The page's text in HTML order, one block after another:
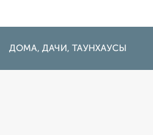
ДОМА, ДАЧИ, ТАУНХАУСЫ